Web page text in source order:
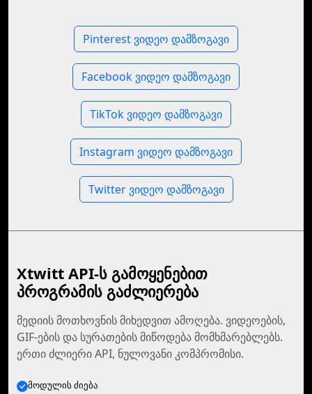
Pinterest ვიდეო დამზოგავი
Facebook ვიდეო დამზოგავი
TikTok ვიდეო დამზოგავი
Instagram ვიდეო დამზოგავი
Twitter ვიდეო დამზოგავი
Xtwitt API-ს გამოყენებით
პროგრამის გაძლიერება
მედიის მოთხოვნის მიხედვით ამოღება. ვიდეოების,
GIF-ების და სურათების მიწოდება მომხმარებლებს.
ერთი ძლიერი API, ნულოვანი კომპრომისი.
მოდულის ძიება